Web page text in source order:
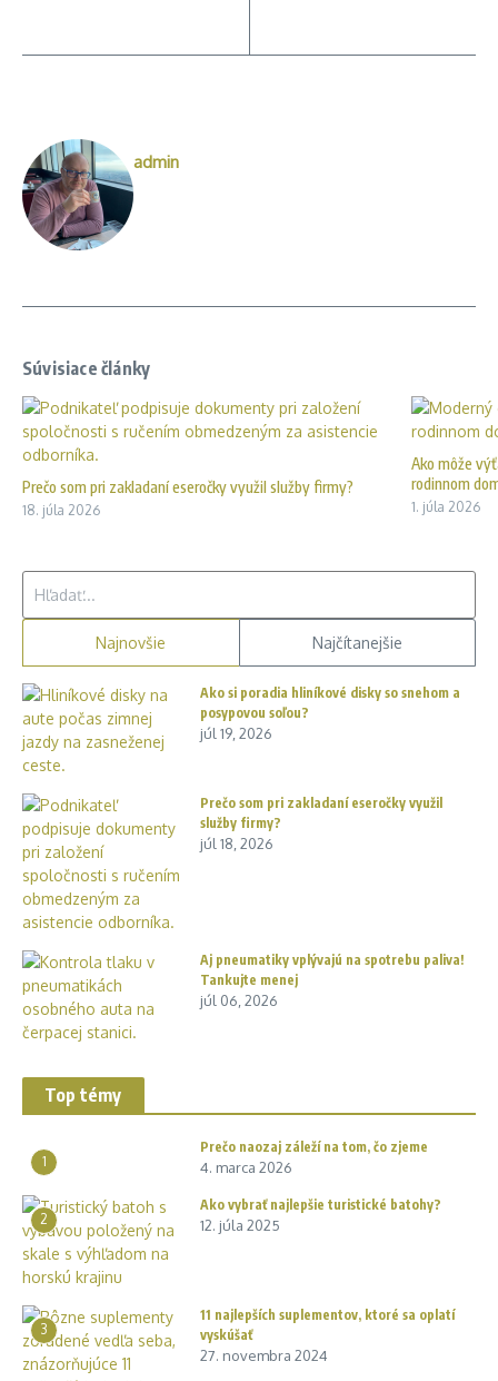
admin
Súvisiace články
Prečo som pri zakladaní eseročky využil služby firmy?
18. júla 2026
Ako môže
rodinnom
1. júla 2026
Najnovšie Najčítanejšie
Ako si poradia hliníkové disky so snehom a
posypovou soľou?
júl 19, 2026
Prečo som pri zakladaní eseročky využil
služby firmy?
júl 18, 2026
Aj pneumatiky vplývajú na spotrebu paliva!
Tankujte menej
júl 06, 2026
Top témy
1
Prečo naozaj záleží na tom, čo zjeme
4. marca 2026
2
Ako vybrať najlepšie turistické batohy?
12. júla 2025
3
11 najlepších suplementov, ktoré sa oplatí
vyskúšať
27. novembra 2024